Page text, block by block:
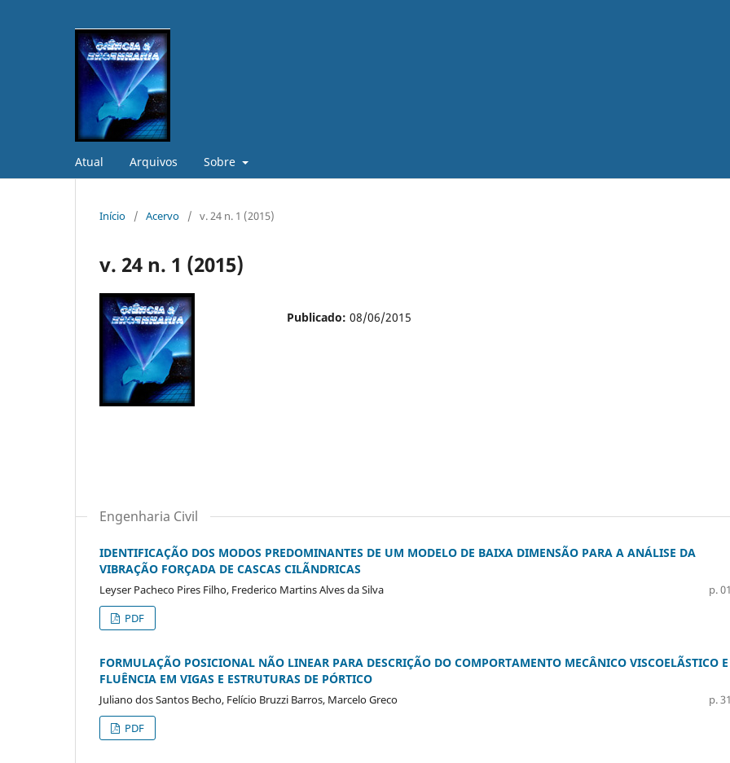
Atual Arquivos Sobre
Início / Acervo / v. 24 n. 1 (2015)
v. 24 n. 1 (2015)
Publicado: 08/06/2015
Engenharia Civil
IDENTIFICAÇÃO DOS MODOS PREDOMINANTES DE UM MODELO DE BAIXA DIMENSÃO PARA A ANÁLISE DA
VIBRAÇÃO FORÇADA DE CASCAS CILÃNDRICAS
Leyser Pacheco Pires Filho, Frederico Martins Alves da Silva
p.
PDF
FORMULAÇÃO POSICIONAL NÃO LINEAR PARA DESCRIÇÃO DO COMPORTAMENTO MECÂNICO VISCOELÃSTICO E
FLUÊNCIA EM VIGAS E ESTRUTURAS DE PÓRTICO
Juliano dos Santos Becho, Felício Bruzzi Barros, Marcelo Greco
p.
PDF